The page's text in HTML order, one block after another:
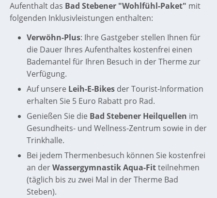
Aufenthalt das Bad Stebener "Wohlfühl-Paket" mit
folgenden Inklusivleistungen enthalten:
Verwöhn-Plus: Ihre Gastgeber stellen Ihnen für
die Dauer Ihres Aufenthaltes kostenfrei einen
Bademantel für Ihren Besuch in der Therme zur
Verfügung.
Auf unsere Leih-E-Bikes der Tourist-Information
erhalten Sie 5 Euro Rabatt pro Rad.
Genießen Sie die Bad Stebener Heilquellen im
Gesundheits- und Wellness-Zentrum sowie in der
Trinkhalle.
Bei jedem Thermenbesuch können Sie kostenfrei
an derWassergymnastik Aqua-Fitteilnehmen
(täglich bis zu zwei Mal in der Therme Bad
Steben).